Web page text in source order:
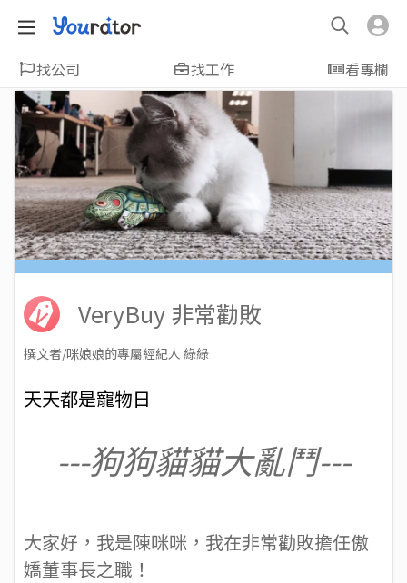
找公司 找工作 看專欄
VeryBuy 非常勸敗
撰文者/咪娘娘的專屬經紀人 綠綠
天天都是寵物日
---狗狗貓貓大亂鬥---
大家好，我是陳咪咪，我在非常勸敗擔任傲
嬌董事長之職！